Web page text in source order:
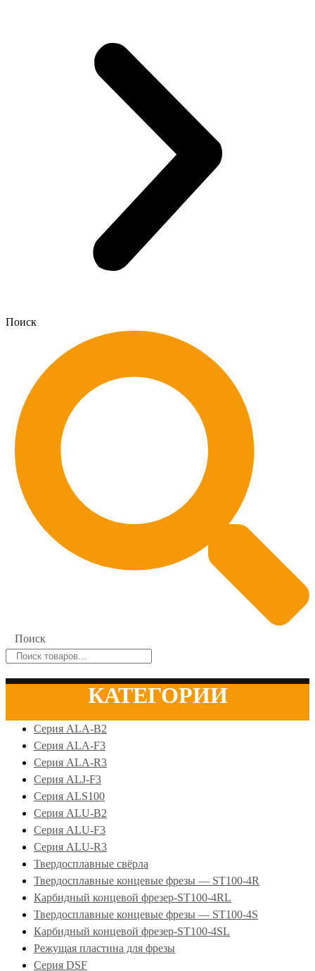
Поиск
Поиск
КАТЕГОРИИ
Серия ALA-B2
Серия ALA-F3
Серия ALA-R3
Серия ALJ-F3
Серия ALS100
Серия ALU-B2
Серия ALU-F3
Серия ALU-R3
Твердосплавные свёрла
Твердосплавные концевые фрезы — ST100-4R
Карбидный концевой фрезер-ST100-4RL
Твердосплавные концевые фрезы — ST100-4S
Карбидный концевой фрезер-ST100-4SL
Режущая пластина для фрезы
Серия DSF